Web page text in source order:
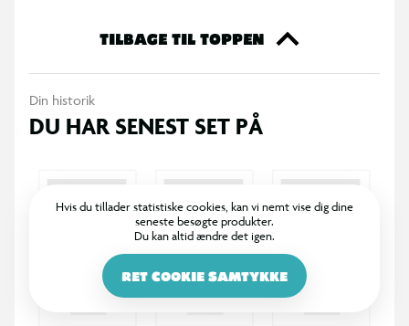
haven, ved poolen eller på stranden, hvor børn kan køle sig
Specifikationer
Stort vandreservoir for længere leg
God rækkevidde til vandkampe
TILBAGE TIL TOPPEN
Din historik
DU HAR SENEST SET PÅ
Hvis du tillader statistiske cookies, kan vi nemt vise dig dine
seneste besøgte produkter.
Du kan altid ændre det igen.
RET COOKIE SAMTYKKE